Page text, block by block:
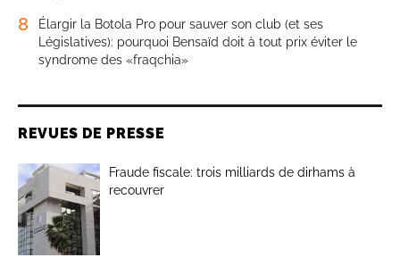
8
Élargir la Botola Pro pour sauver son club (et ses
Législatives): pourquoi Bensaïd doit à tout prix éviter le
syndrome des «fraqchia»
REVUES DE PRESSE
Fraude fiscale: trois milliards de dirhams à
recouvrer